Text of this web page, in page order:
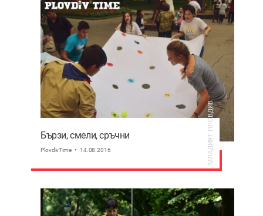
Бързи, смели, сръчни
PlovdivTime 14.08.2016 МЛАДИЯТ ПЛОВДИВ